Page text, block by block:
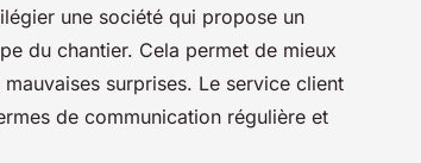
une société qui propose un
du chantier. Cela permet de mieux
surprises. Le service client
de communication régulière et